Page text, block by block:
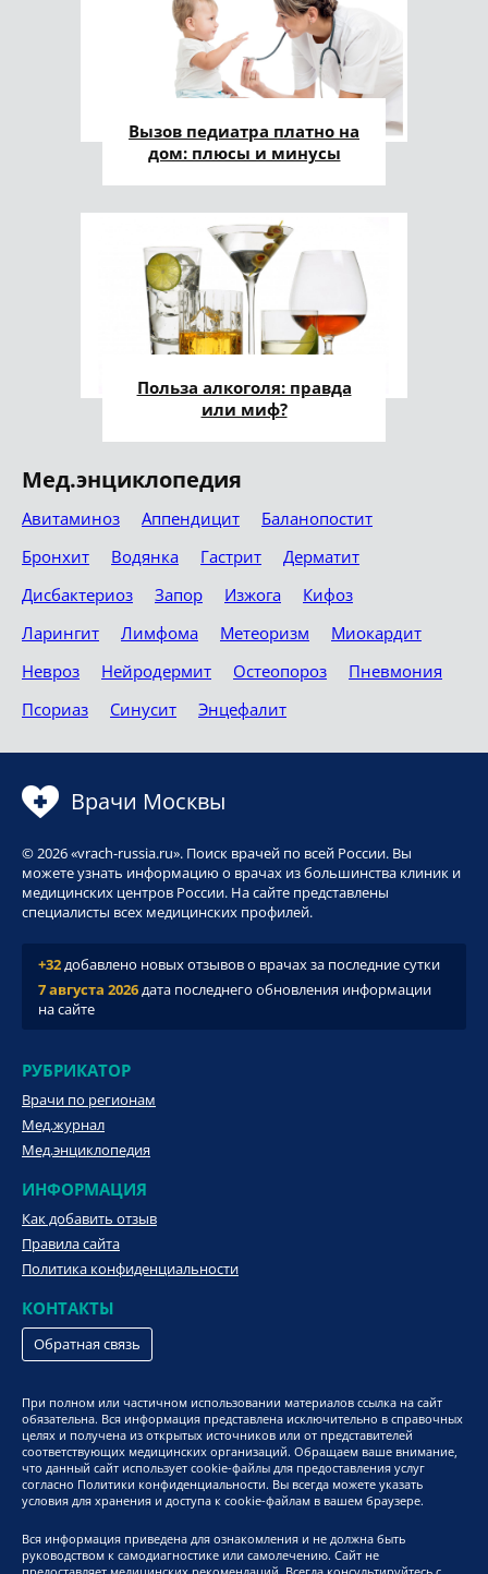
Вызов педиатра платно на
дом: плюсы и минусы
Польза алкоголя: правда
или миф?
Мед.энциклопедия
Авитаминоз Аппендицит
Баланопостит
Бронхит
Водянка Гастрит
Дерматит
Дисбактериоз
Запор Изжога
Кифоз
Ларингит
Лимфома Метеоризм
Миокардит
Невроз
Нейродермит Остеопороз
Пневмония
Псориаз
Синусит Энцефалит
Врачи Москвы
© 2026 «vrach-russia.ru». Поиск врачей по всей России. Вы
можете узнать информацию о врачах из большинства клиник и
медицинских центров России. На сайте представлены
специалисты всех медицинских профилей.
+32добавлено новых отзывов о врачах за последние сутки
7 августа 2026дата последнего обновления информации
на сайте
РУБРИКАТОР
Врачи по регионам
Мед.журнал
Мед.энциклопедия
ИНФОРМАЦИЯ
Как добавить отзыв
Правила сайта
Политика конфиденциальности
КОНТАКТЫ
Обратная связь
При полном или частичном использовании материалов ссылка на сайт
обязательна. Вся информация представлена исключительно в справочных
целях и получена из открытых источников или от представителей
соответствующих медицинских организаций. Обращаем ваше внимание,
что данный сайт использует cookie-файлы для предоставления услуг
согласно Политики конфиденциальности. Вы всегда можете указать
условия для хранения и доступа к cookie-файлам в вашем браузере.
Вся информация приведена для ознакомления и не должна быть
руководством к самодиагностике или самолечению. Сайт не